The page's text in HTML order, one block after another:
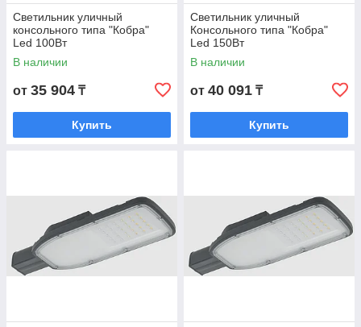
Выгоды сотрудничества с нами
✓
производителями.
✓
Светильник уличный
консольного типа "Кобра"
Led 100Вт
В наличии
от 35 904 ₸
Купить
Светильник уличный
Консольного типа "Кобра"
Led 150Вт
В наличии
от 40 091 ₸
Купить